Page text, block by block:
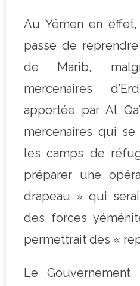
Au Yémen en
passe de
de Marib,
mercenaires
apportée par Al
mercenaires qui
les camps de
préparer une
drapeau » qui
des forces
permettrait des «
Le